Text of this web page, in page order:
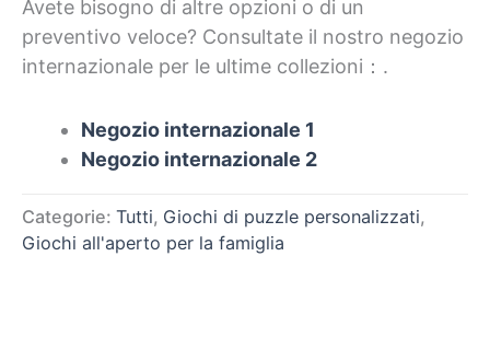
Avete bisogno di altre opzioni o di un
preventivo veloce? Consultate il nostro negozio
internazionale per le ultime collezioni：.
Negozio internazionale 1
Negozio internazionale 2
Categorie: Tutti, Giochi di puzzle personalizzati,
Giochi all'aperto per la famiglia